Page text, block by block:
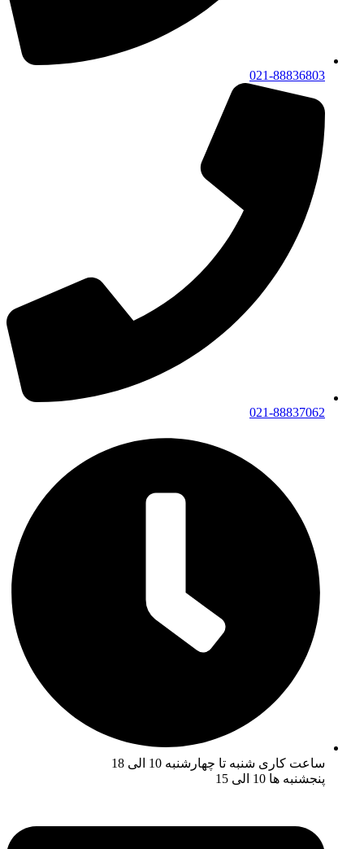
021-88836803
021-88837062
ساعت کاری شنبه تا چهارشنبه 10 الی 18
پنجشنبه ها 10 الی 15